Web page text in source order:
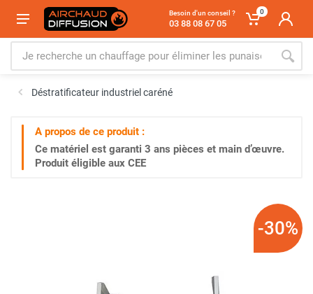
Besoin d'un conseil ?
03 88 08 67 05
0
Déstratificateur industriel caréné
A propos de ce produit :
Ce matériel est garanti 3 ans pièces et main d’œuvre.
Produit éligible aux CEE
-30%